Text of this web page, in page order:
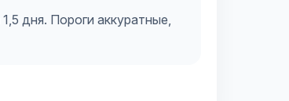
дня. Пороги аккуратные,